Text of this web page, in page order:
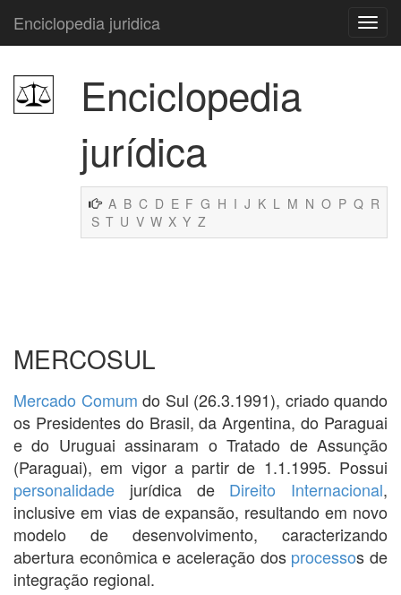
Enciclopedia juridica
Enciclopedia
jurídica
A B C D E F G H I J K L M N O P Q R
S T U V W X Y Z
MERCOSUL
Mercado Comum do Sul (26.3.1991), criado quando
os Presidentes do Brasil, da Argentina, do Paraguai
e do Uruguai assinaram o Tratado de Assunção
(Paraguai), em vigor a partir de 1.1.1995. Possui
personalidade jurídica de Direito Internacional,
inclusive em vias de expansão, resultando em novo
modelo de desenvolvimento, caracterizando
abertura econômica e aceleração dos processos de
integração regional.